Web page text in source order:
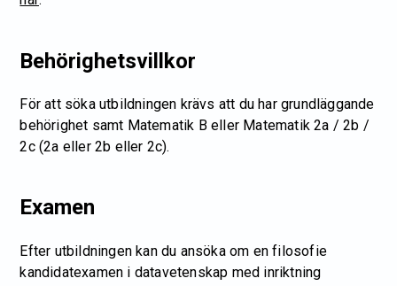
Behörighetsvillkor
För att söka utbildningen krävs att du har grundläggande
behörighet samt Matematik B eller Matematik 2a / 2b /
2c (2a eller 2b eller 2c).
Examen
Efter utbildningen kan du ansöka om en filosofie
kandidatexamen i datavetenskap med inriktning